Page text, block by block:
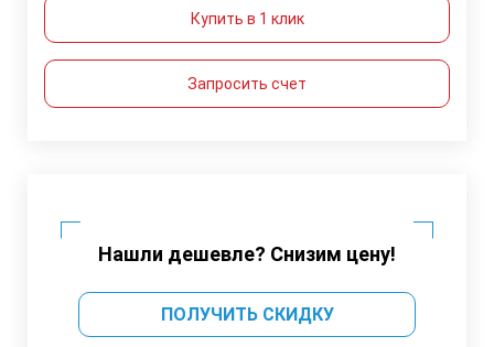
Купить в 1 клик
Запросить счет
Нашли дешевле? Снизим цену!
ПОЛУЧИТЬ СКИДКУ